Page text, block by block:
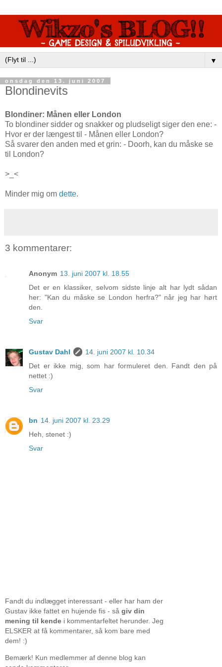
▼
onsdag den 13. juni 2007
Blondinevits
Blondiner: Månen eller London
To blondiner sidder og snakker og pludseligt siger den ene: -
Hvor er der længest til - Månen eller London?
Så svarer den anden med et grin: - Doorh, kan du måske se
til London?
>_<
Minder mig om dette.
3 kommentarer:
Anonym 13. juni 2007 kl. 18.55
Det er en klassiker, selvom sidste linje alt har lydt sådan
her: "Kan du måske se London herfra?" når jeg har hørt
den.
Svar
Gustav Dahl
14. juni 2007 kl. 10.34
Det er ikke mig, som har formuleret den. Fandt den på
nettet :)
Svar
bn 14. juni 2007 kl. 23.29
Heh, stenet :)
Svar
Fandt du indlægget interessant - eller har ham der
Gustav ikke fattet en hujende fis - så giv din
mening til kende i kommentarfeltet herunder. Jeg
ELSKER at få kommentarer, så kom bare med
dem! :)
Bemærk! Kun medlemmer af denne blog kan